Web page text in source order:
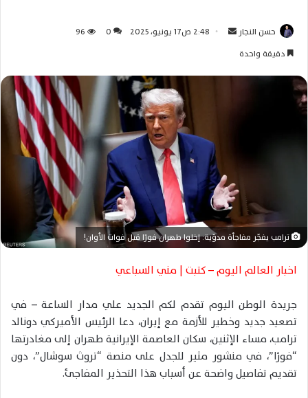
حسن النجار
إ
ل
ك
ت
ر
ن
ا
2:48 ص17 يونيو، 2025 0
96
دقيقة واحدة
ترامب يفجّر مفاجأة مدوّية: إخلوا طهران فورًا قبل فوات الأوان!
اخبار العالم اليوم – كتبت | مني السباعي
جريدة الوطن اليوم تقدم لكم الجديد علي مدار الساعة – في
تصعيد جديد وخطير للأزمة مع إيران، دعا الرئيس الأميركي دونالد
ترامب، مساء الإثنين، سكان العاصمة الإيرانية طهران إلى مغادرتها
“فورًا”، في منشور مثير للجدل على منصة “تروث سوشال”، دون
تقديم تفاصيل واضحة عن أسباب هذا التحذير المفاجئ.